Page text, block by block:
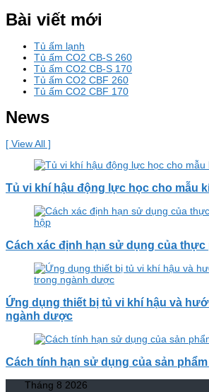
Bài viết mới
Tủ ấm lạnh
Tủ ấm CO2 CB-S 260
Tủ ấm CO2 CB-S 170
Tủ ấm CO2 CBF 260
Tủ ấm CO2 CBF 170
News
[ View All ]
Tủ vi khí hậu động lực học cho mẫu
Cách xác định hạn sử dụng của thực
Ứng dụng thiết bị tủ vi khí hậu và
ngành dược
Cách tính hạn sử dụng của sản
Tháng 8 2026